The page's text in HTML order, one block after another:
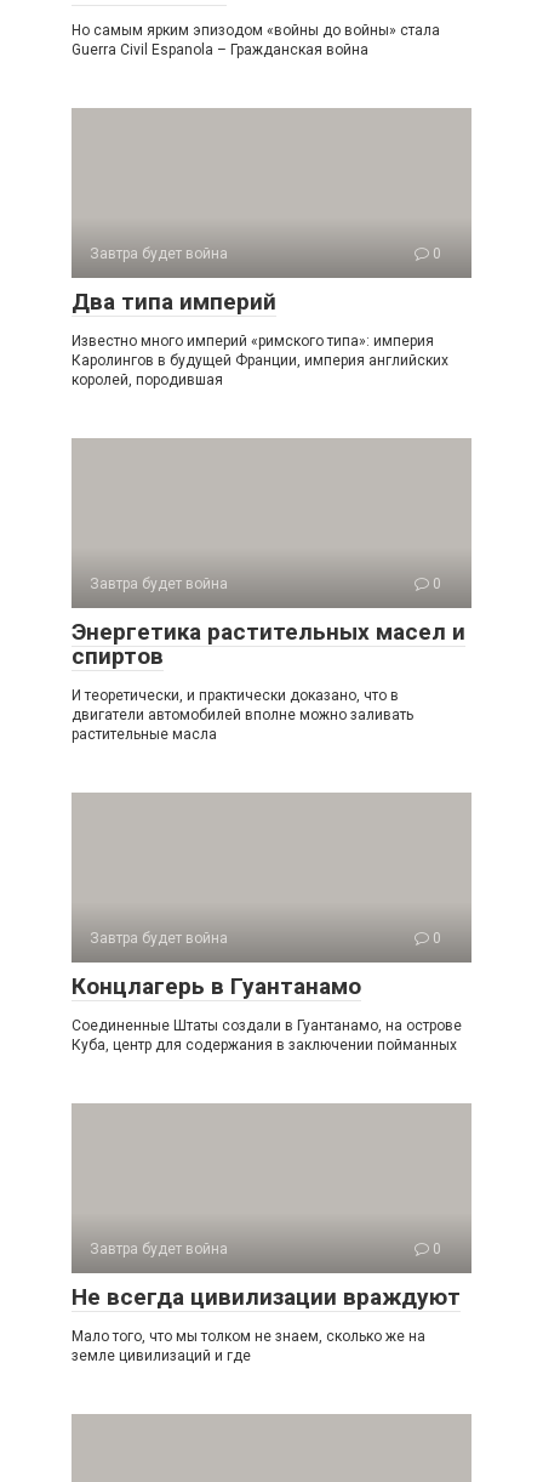
Но самым ярким эпизодом «войны до войны» стала
Guerra Civil Espanola – Гражданская война
Завтра будет война 0
Два типа империй
Известно много империй «римского типа»: империя
Каролингов в будущей Франции, империя английских
королей, породившая
Завтра будет война 0
Энергетика растительных масел и
спиртов
И теоретически, и практически доказано, что в
двигатели автомобилей вполне можно заливать
растительные масла
Завтра будет война 0
Концлагерь в Гуантанамо
Соединенные Штаты создали в Гуантанамо, на острове
Куба, центр для содержания в заключении пойманных
Завтра будет война 0
Не всегда цивилизации враждуют
Мало того, что мы толком не знаем, сколько же на
земле цивилизаций и где